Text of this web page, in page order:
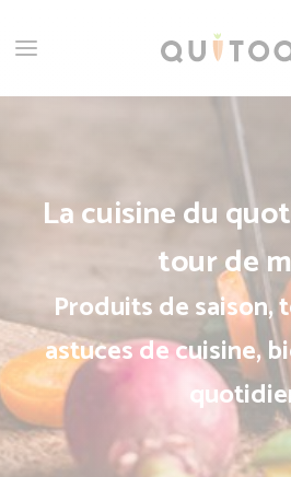
La cuisine du
tour de
Produits de saison,
astuces de cuisine,